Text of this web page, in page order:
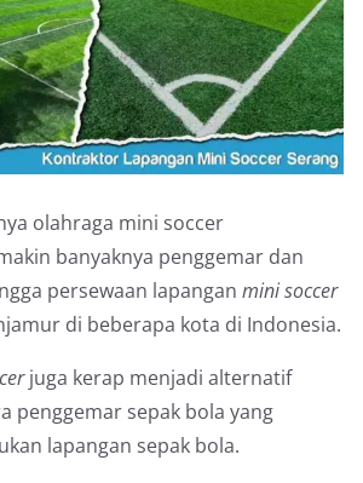
olahraga mini soccer
banyaknya penggemar dan
persewaan lapangan mini soccer
di beberapa kota di Indonesia.
juga kerap menjadi alternatif
penggemar sepak bola yang
lapangan sepak bola.